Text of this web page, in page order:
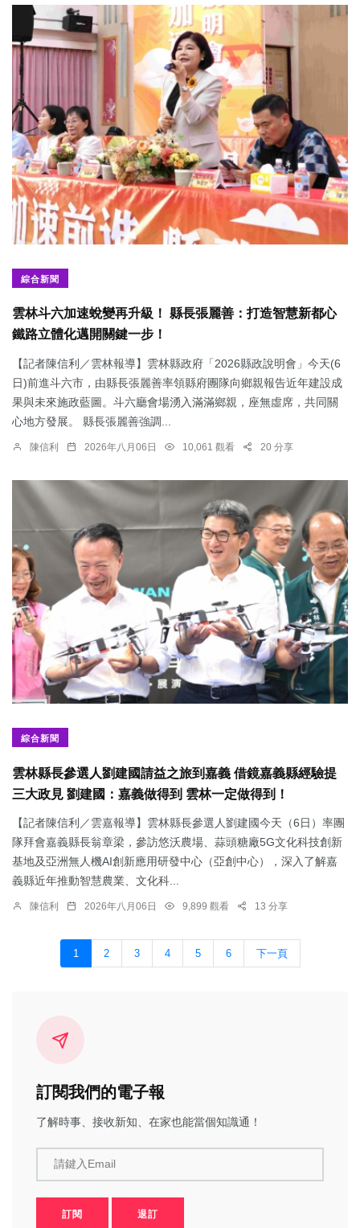
綜合新聞
雲林斗六加速蛻變再升級！ 縣長張麗善：打造智慧新都心
鐵路立體化邁開關鍵一步！
【記者陳信利／雲林報導】雲林縣政府「2026縣政說明會」今天(6
日)前進斗六市，由縣長張麗善率領縣府團隊向鄉親報告近年建設成
果與未來施政藍圖。斗六廳會場湧入滿滿鄉親，座無虛席，共同關
心地方發展。 縣長張麗善強調...
陳信利 2026年八月06日 10,061 觀看 20 分享
綜合新聞
雲林縣長參選人劉建國請益之旅到嘉義 借鏡嘉義縣經驗提
三大政見 劉建國：嘉義做得到 雲林一定做得到！
【記者陳信利／雲嘉報導】雲林縣長參選人劉建國今天（6日）率團
隊拜會嘉義縣長翁章梁，參訪悠沃農場、蒜頭糖廠5G文化科技創新
基地及亞洲無人機AI創新應用研發中心（亞創中心），深入了解嘉
義縣近年推動智慧農業、文化科...
陳信利 2026年八月06日 9,899 觀看 13 分享
1 2 3 4 5 6 下一頁
訂閱我們的電子報
了解時事、接收新知、在家也能當個知識通！
請鍵入Email
訂閱 退訂